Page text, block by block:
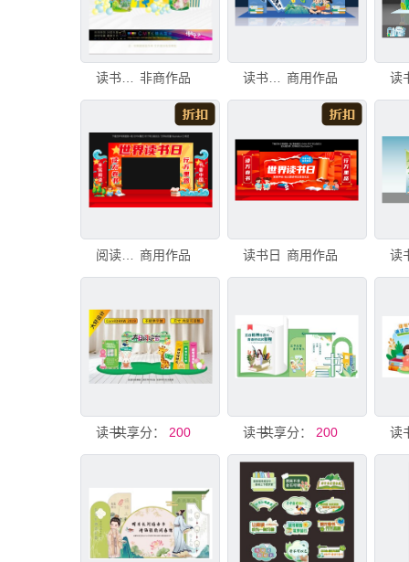
读书节美陈物料 非商作品 读书节中式古典风美陈 商用作品
商用作品 读书日 商用作品
读书日 读书节美陈布置氛围
共享分： 200 读书节美陈
共享分： 200